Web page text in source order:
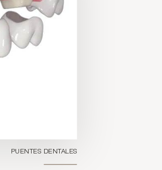
PUENTES DENTALES